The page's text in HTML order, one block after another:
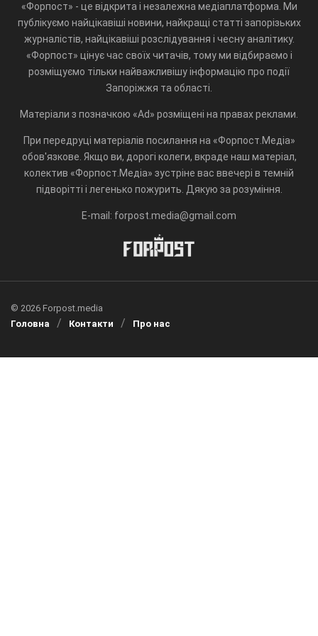
«Форпост» - це відкрита і незалежна медіаплатформа. Ми
публікуємо найцікавіші новини, найкращі статті запорізьких
журналістів, найцікавіші розслідування і чесну аналітику.
«Форпост» цінує час своїх читачів, тому ми відбираємо і
розміщуємо тільки найважливішу інформацію про події
Запоріжжя та області.
Матеріали з позначкою «Ad» розміщені на правах реклами.
При передруці матеріалів посилання на «Форпост.Медіа»
обов'язкове. Якщо ви, дорогі колеги, вкраде наш матеріал,
колектив «Форпост.Медіа» зустріне вас ввечері в темній
підворітті і легенько пожурить. Дякую за розуміння.
E-mail: forpost.media@gmail.com
© 2026 Forpost.media
Головна
Контакти Про нас